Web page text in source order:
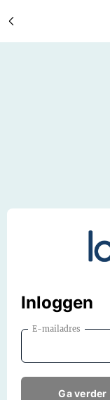
Inloggen
E-mailadres
Ga verder